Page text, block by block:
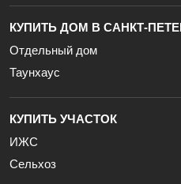
КУПИТЬ ДОМ В САНКТ-
Отдельный дом
Таунхаус
КУПИТЬ УЧАСТОК
ИЖС
Сельхоз